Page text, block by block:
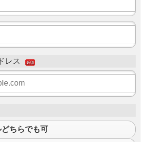
レス 必須
ちらでも可